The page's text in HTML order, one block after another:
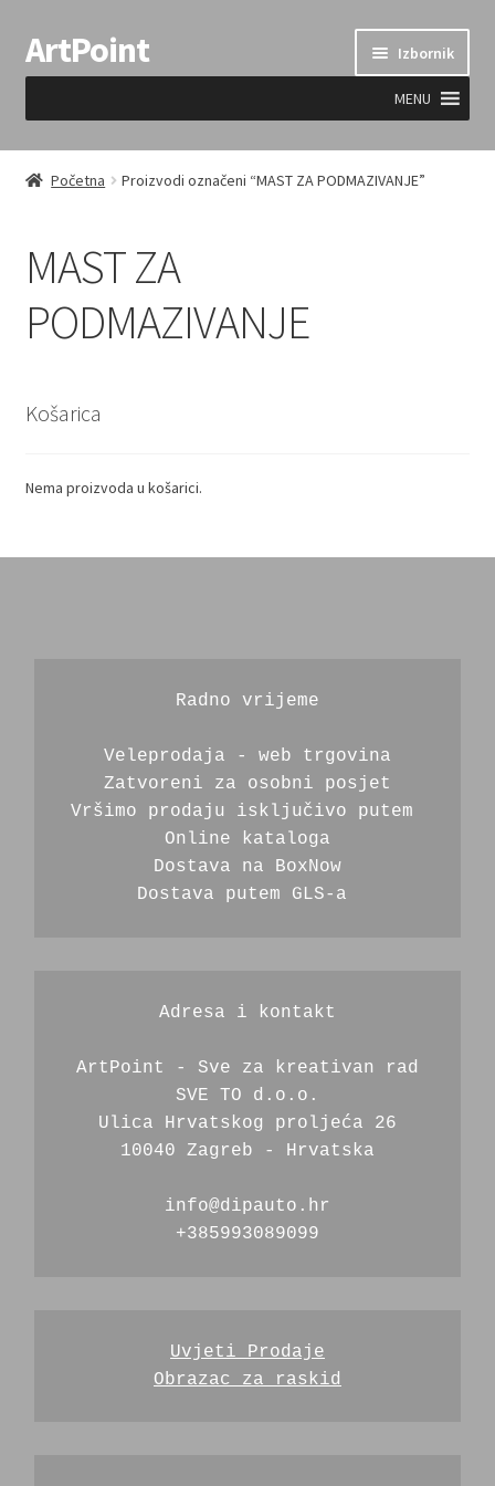
Preskoči
na
Skoči
do
ArtPoint Izbornik
MENU
Uvjeti prodaje
Početna Proizvodi označeni “MAST ZA PODMAZIVANJE”
MAST ZA
PODMAZIVANJE
Košarica
Nema proizvoda u košarici.
Radno vrijeme
Veleprodaja - web trgovina
Zatvoreni za osobni posjet
Vršimo prodaju isključivo putem
Online kataloga
Dostava na BoxNow
Dostava putem GLS-a
Adresa i kontakt
ArtPoint - Sve za kreativan rad
SVE TO d.o.o.
Ulica Hrvatskog proljeća 26
10040 Zagreb - Hrvatska
info@dipauto.hr
+385993089099
Uvjeti Prodaje
Obrazac za raskid